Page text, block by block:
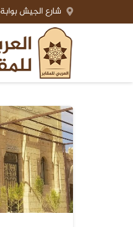
شارع الجيش بوابة 8س حدائق الاهرام